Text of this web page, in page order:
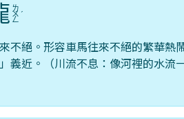
ㄌ
ㄨ
ㄥ
ˊ
不絕。形容車馬往來不絕的繁華熱
義近。（川流不息：像河裡的水流